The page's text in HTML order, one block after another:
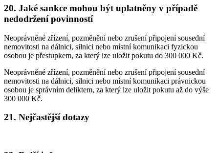
20. Jaké sankce mohou být uplatněny v případě
nedodržení povinností
Neoprávněné zřízení, pozměnění nebo zrušení připojení sousední
nemovitosti na dálnici, silnici nebo místní komunikaci fyzickou
osobou je přestupkem, za který lze uložit pokutu do 300 000 Kč.
Neoprávněné zřízení, pozměnění nebo zrušení připojení sousední
nemovitosti na dálnici, silnici nebo místní komunikaci právnickou
osobou je správním deliktem, za který lze uložit pokutu až do výše
300 000 Kč.
21. Nejčastější dotazy